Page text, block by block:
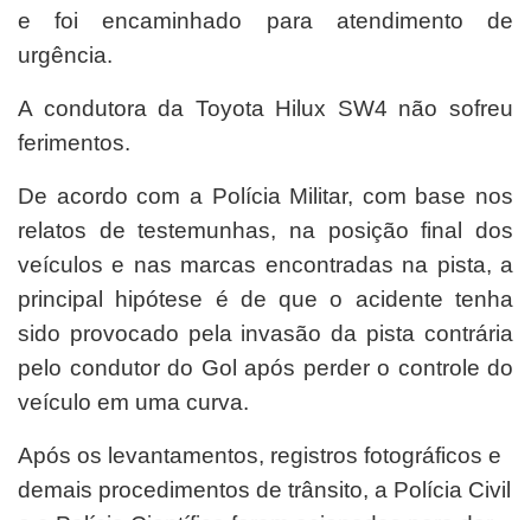
e foi encaminhado para atendimento de
urgência.
A condutora da Toyota Hilux SW4 não sofreu
ferimentos.
De acordo com a Polícia Militar, com base nos
relatos de testemunhas, na posição final dos
veículos e nas marcas encontradas na pista, a
principal hipótese é de que o acidente tenha
sido provocado pela invasão da pista contrária
pelo condutor do Gol após perder o controle do
veículo em uma curva.
Após os levantamentos, registros fotográficos e
demais procedimentos de trânsito, a Polícia Civil